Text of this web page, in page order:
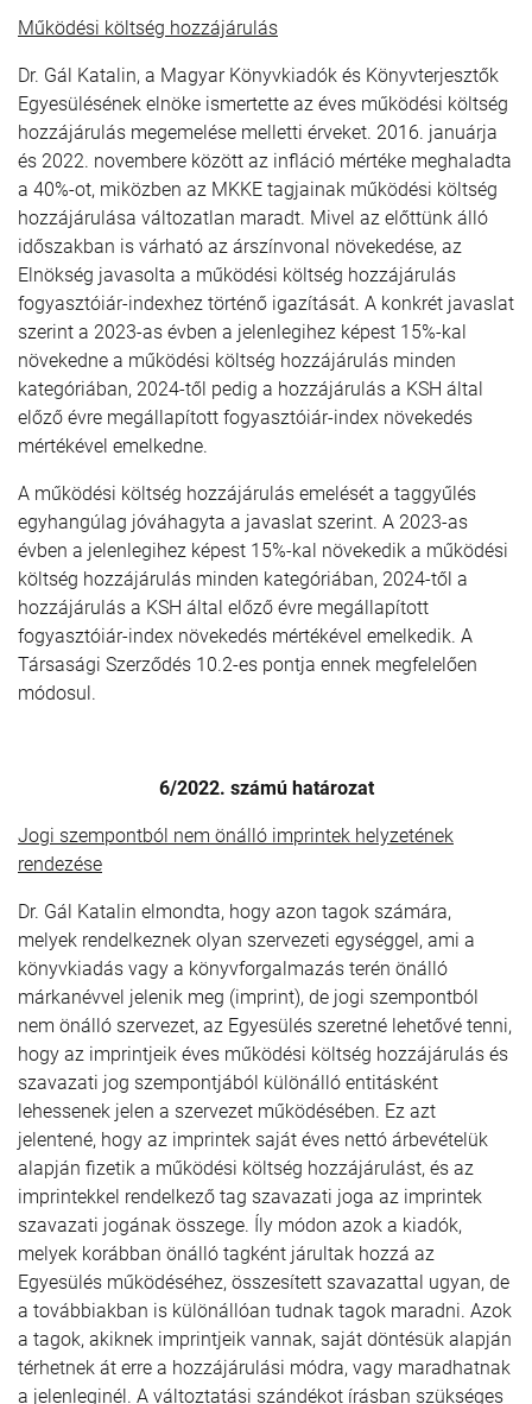
Működési költség hozzájárulás
Dr. Gál Katalin, a Magyar Könyvkiadók és Könyvterjesztők
Egyesülésének elnöke ismertette az éves működési költség
hozzájárulás megemelése melletti érveket. 2016. januárja
és 2022. novembere között az infláció mértéke meghaladta
a 40%-ot, miközben az MKKE tagjainak működési költség
hozzájárulása változatlan maradt. Mivel az előttünk álló
időszakban is várható az árszínvonal növekedése, az
Elnökség javasolta a működési költség hozzájárulás
fogyasztóiár-indexhez történő igazítását. A konkrét javaslat
szerint a 2023-as évben a jelenlegihez képest 15%-kal
növekedne a működési költség hozzájárulás minden
kategóriában, 2024-től pedig a hozzájárulás a KSH által
előző évre megállapított fogyasztóiár-index növekedés
mértékével emelkedne.
A működési költség hozzájárulás emelését a taggyűlés
egyhangúlag jóváhagyta a javaslat szerint. A 2023-as
évben a jelenlegihez képest 15%-kal növekedik a működési
költség hozzájárulás minden kategóriában, 2024-től a
hozzájárulás a KSH által előző évre megállapított
fogyasztóiár-index növekedés mértékével emelkedik. A
Társasági Szerződés 10.2-es pontja ennek megfelelően
módosul.
6/2022. számú határozat
Jogi szempontból nem önálló imprintek helyzetének
rendezése
Dr. Gál Katalin elmondta, hogy azon tagok számára,
melyek rendelkeznek olyan szervezeti egységgel, ami a
könyvkiadás vagy a könyvforgalmazás terén önálló
márkanévvel jelenik meg (imprint), de jogi szempontból
nem önálló szervezet, az Egyesülés szeretné lehetővé tenni,
hogy az imprintjeik éves működési költség hozzájárulás és
szavazati jog szempontjából különálló entitásként
lehessenek jelen a szervezet működésében. Ez azt
jelentené, hogy az imprintek saját éves nettó árbevételük
alapján fizetik a működési költség hozzájárulást, és az
imprintekkel rendelkező tag szavazati joga az imprintek
szavazati jogának összege. Íly módon azok a kiadók,
melyek korábban önálló tagként járultak hozzá az
Egyesülés működéséhez, összesített szavazattal ugyan, de
a továbbiakban is különállóan tudnak tagok maradni. Azok
a tagok, akiknek imprintjeik vannak, saját döntésük alapján
térhetnek át erre a hozzájárulási módra, vagy maradhatnak
a jelenleginél. A változtatási szándékot írásban szükséges